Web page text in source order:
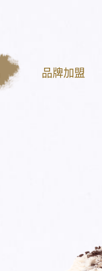
品牌加盟